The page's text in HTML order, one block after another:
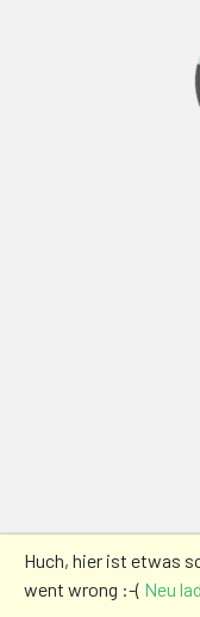
Huch, hier ist etwas
went wrong :-( Neu